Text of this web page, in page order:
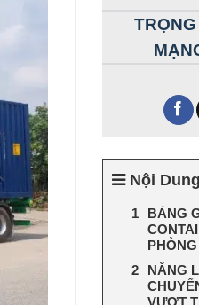
Nội
BẢNG
PHÒNG
NĂNG
VƯỢT